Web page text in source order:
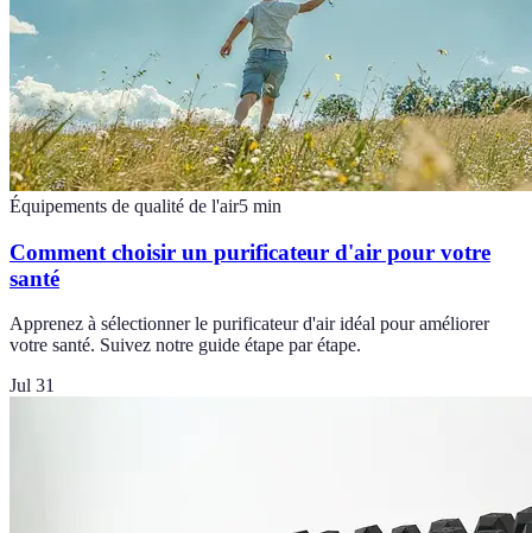
Équipements de qualité de l'air5 min
Comment choisir un purificateur d'air pour votre
santé
Apprenez à sélectionner le purificateur d'air idéal pour améliorer
votre santé. Suivez notre guide étape par étape.
Jul 31